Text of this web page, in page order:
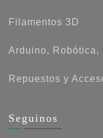
Filamentos 3D
Arduino, Robótica,
Repuestos y
Seguinos